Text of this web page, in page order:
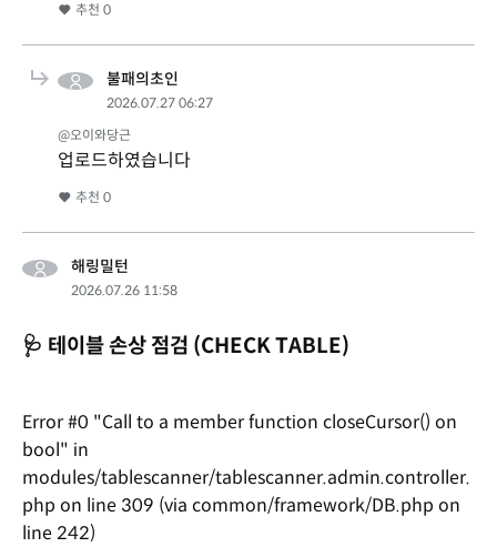
추천 0
불패의초인
2026.07.27 06:27
@오이와당근
업로드하였습니다
추천 0
해링밀턴
2026.07.26 11:58
🩺 테이블 손상 점검 (CHECK TABLE)
Error #0 "Call to a member function closeCursor() on
bool" in
modules/tablescanner/tablescanner.admin.controller.
php on line 309 (via common/framework/DB.php on
line 242)